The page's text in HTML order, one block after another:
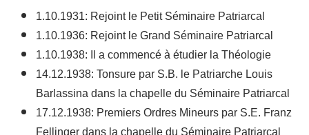
1.10.1931: Rejoint le Petit Séminaire Patriarcal
1.10.1936: Rejoint le Grand Séminaire Patriarcal
1.10.1938: Il a commencé à étudier la Théologie
14.12.1938: Tonsure par S.B. le Patriarche Louis
Barlassina dans la chapelle du Séminaire Patriarcal
17.12.1938: Premiers Ordres Mineurs par S.E. Franz